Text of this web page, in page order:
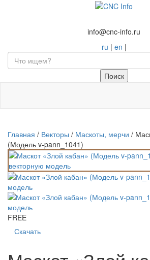
info@cnc-info.ru
ru | en |
Главная / Векторы / Маскоты, мерчи /
(Модель v-pann_1041)
FREE
Скачать